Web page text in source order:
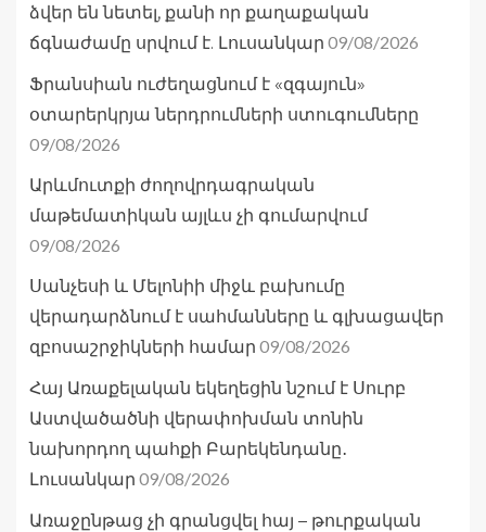
ձվեր են նետել, քանի որ քաղաքական
ճգնաժամը սրվում է. Լուսանկար 09/08/2026
Ֆրանսիան ուժեղացնում է «զգայուն»
օտարերկրյա ներդրումների ստուգումները
09/08/2026
Արևմուտքի ժողովրդագրական
մաթեմատիկան այլևս չի գումարվում
09/08/2026
Սանչեսի և Մելոնիի միջև բախումը
վերադարձնում է սահմանները և գլխացավեր
զբոսաշրջիկների համար 09/08/2026
Հայ Առաքելական եկեղեցին նշում է Սուրբ
Աստվածածնի վերափոխման տոնին
նախորդող պահքի Բարեկենդանը․
Լուսանկար 09/08/2026
Առաջընթաց չի գրանցվել հայ – թուրքական